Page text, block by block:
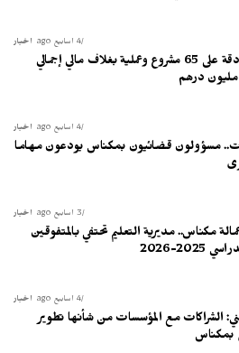
أخبار 4 أسابيع ago
مكناس.. المصادقة على 65 مشروع وعملية بغلاف مالي إجمالي
أخبار 4 أسابيع ago
مسؤولون قضائيون بمكناس يودعون مهاما
أخبار 3 أسابيع ago
مكناس.. مديرية التعليم تحتفي بالمتفوقين
2026
أخبار 4 أسابيع ago
الشراكات مع المؤسسات من شأنها تطوير
بمكناس